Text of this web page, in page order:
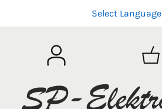
Select Language